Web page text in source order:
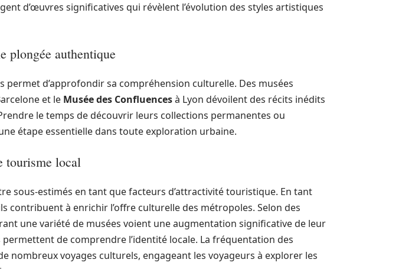
d’œuvres significatives qui révèlent l’évolution des styles artistiques
plongée authentique
d’approfondir sa compréhension culturelle. Des musées
et le Musée des Confluencesà Lyon dévoilent des récits inédits
le temps de découvrir leurs collections permanentes ou
étape essentielle dans toute exploration urbaine.
tourisme local
sous-estimés en tant que facteurs d’attractivité touristique. En tant
contribuent à enrichir l’offre culturelle des métropoles. Selon des
une variété de musées voient une augmentation significative de leur
de comprendre l’identité locale. La fréquentation des
nombreux voyages culturels, engageant les voyageurs à explorer les